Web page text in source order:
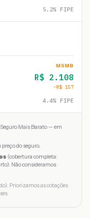
5.2% FIPE
MSMB
R$ 2.108
−R$ 157
4.4% FIPE
Mais Barato — em
do seguro.
(cobertura completa:
Não consideramos
Priorizamos as cotações